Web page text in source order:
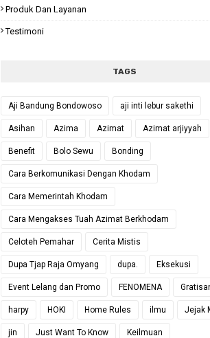
Produk Dan Layanan
Testimoni
TAGS
Aji Bandung Bondowoso aji inti lebur sakethi
Asihan Azima Azimat Azimat arjiyyah
Benefit Bolo Sewu Bonding
Cara Berkomunikasi Dengan Khodam
Cara Memerintah Khodam
Cara Mengakses Tuah Azimat Berkhodam
Celoteh Pemahar Cerita Mistis
Dupa Tjap Raja Omyang dupa. Eksekusi
Event Lelang dan Promo FENOMENA
harpy HOKI Home Rules ilmu Jejak
jin Just Want To Know Keilmuan